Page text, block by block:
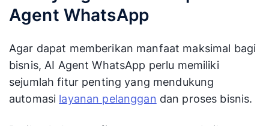
Agent WhatsApp
Agar dapat memberikan manfaat maksimal bagi
bisnis, AI Agent WhatsApp perlu memiliki
sejumlah fitur penting yang mendukung
automasi layanan pelanggan dan proses bisnis.